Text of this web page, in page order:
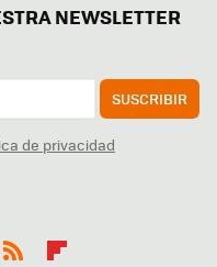
NEWSLETTER
SUSCRIBIR
de privacidad